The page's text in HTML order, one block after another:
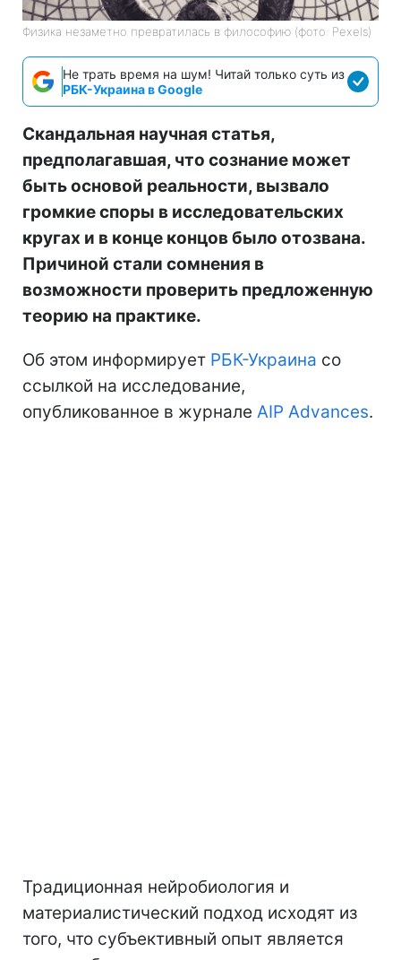
Физика незаметно превратилась в философию (фото: Pexels)
Не трать время на шум! Читай только суть из
РБК-Украина в Google
Скандальная научная статья,
предполагавшая, что сознание может
быть основой реальности, вызвало
громкие споры в исследовательских
кругах и в конце концов было отозвана.
Причиной стали сомнения в
возможности проверить предложенную
теорию на практике.
Об этом информирует РБК-Украина со
ссылкой на исследование,
опубликованное в журнале AIP Advances.
Традиционная нейробиология и
материалистический подход исходят из
того, что субъективный опыт является